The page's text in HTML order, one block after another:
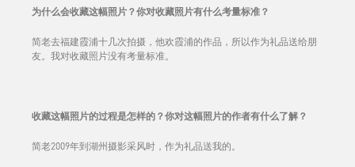
为什么会收藏这幅照片？你对收藏照片有什么考量标准？
简老去福建霞浦十几次拍摄，他欢霞浦的作品，所以作为礼品送给朋
友。我对收藏照片没有考量标准。
收藏这幅照片的过程是怎样的？你对这幅照片的作者有什么了解？
简老2009年到湖州摄影采风时，作为礼品送我的。